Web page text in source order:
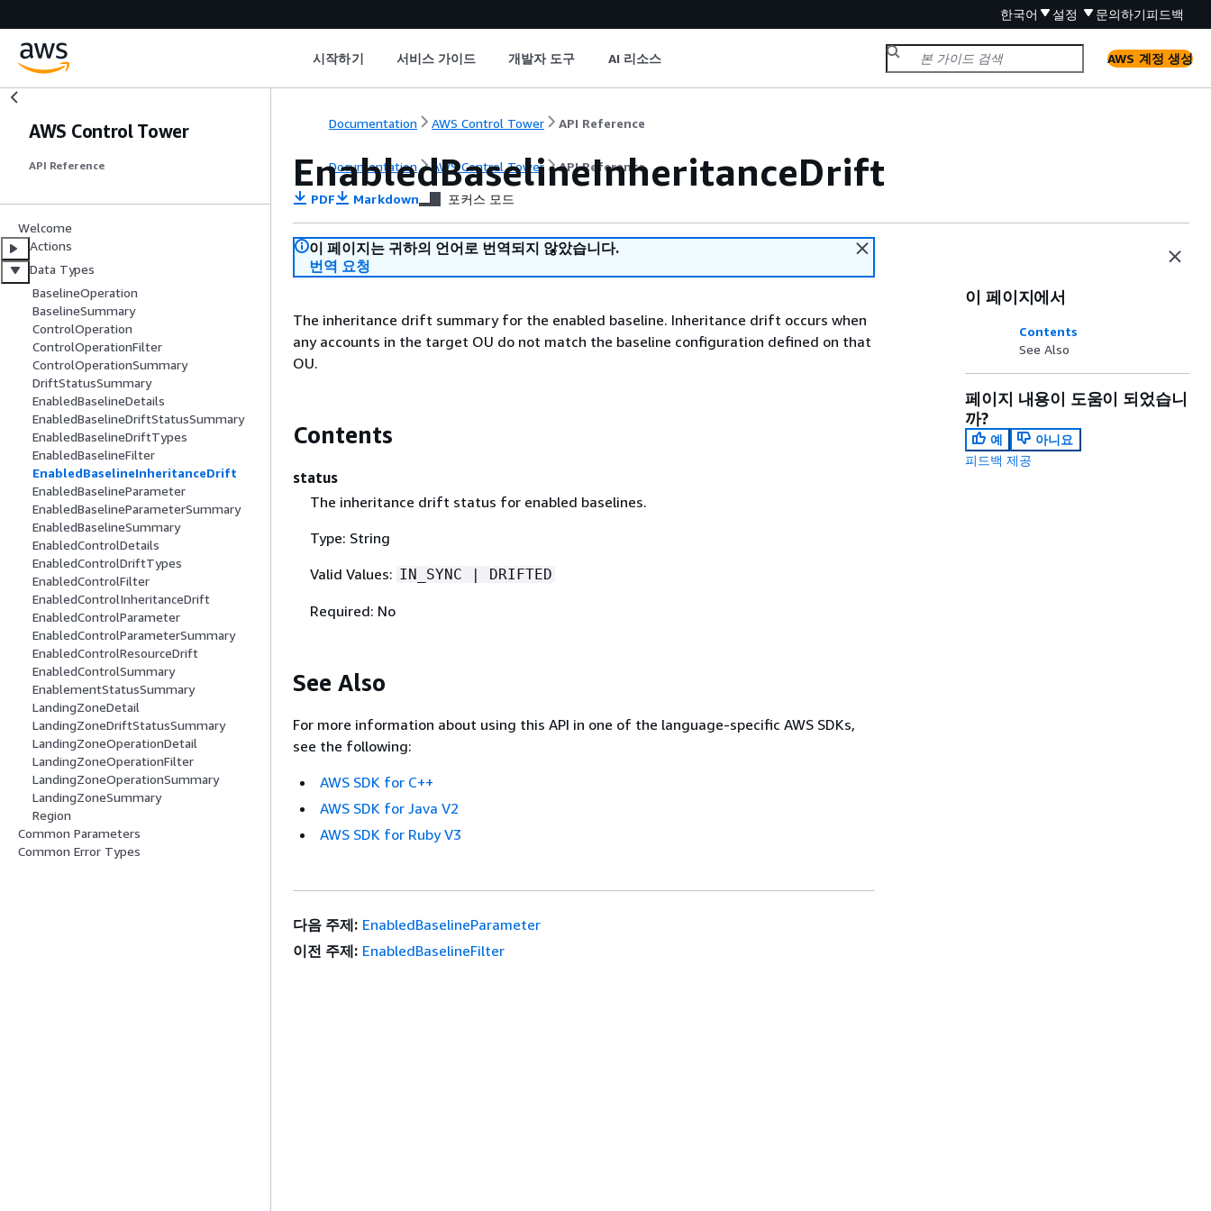
한국어 설정 문의하기피드백
시작하기 서비스 가이드 개발자 도구 AI 리소스 AWS 계정 생성
AWS Control Tower
API Reference
Welcome
Actions
Data Types
BaselineOperation
BaselineSummary
ControlOperation
ControlOperationFilter
ControlOperationSummary
DriftStatusSummary
EnabledBaselineDetails
EnabledBaselineDriftStatusSummary
EnabledBaselineDriftTypes
EnabledBaselineFilter
EnabledBaselineInheritanceDrift
EnabledBaselineParameter
EnabledBaselineParameterSummary
EnabledBaselineSummary
EnabledControlDetails
EnabledControlDriftTypes
EnabledControlFilter
EnabledControlInheritanceDrift
EnabledControlParameter
EnabledControlParameterSummary
EnabledControlResourceDrift
EnabledControlSummary
EnablementStatusSummary
LandingZoneDetail
LandingZoneDriftStatusSummary
LandingZoneOperationDetail
LandingZoneOperationFilter
LandingZoneOperationSummary
LandingZoneSummary
Region
Common Parameters
Common Error Types
Documentation AWS Control Tower API Reference
Documentation AWS Control Tower API Reference
EnabledBaselineInheritanceDrift
PDF Markdown 포커스 모드
이 페이지는 귀하의 언어로 번역되지 않았습니다.
번역 요청
The inheritance drift summary for the enabled baseline. Inheritance drift occurs when
any accounts in the target OU do not match the baseline configuration defined on that
OU.
Contents
status
The inheritance drift status for enabled baselines.
Type: String
Valid Values: IN_SYNC | DRIFTED
Required: No
See Also
For more information about using this API in one of the language-specific AWS SDKs,
see the following:
AWS SDK for C++
AWS SDK for Java V2
AWS SDK for Ruby V3
이 페이지에서
Contents
See Also
페이지 내용이 도움이 되었습니
까?
예
아니요
피드백 제공
다음 주제: EnabledBaselineParameter
이전 주제: EnabledBaselineFilter